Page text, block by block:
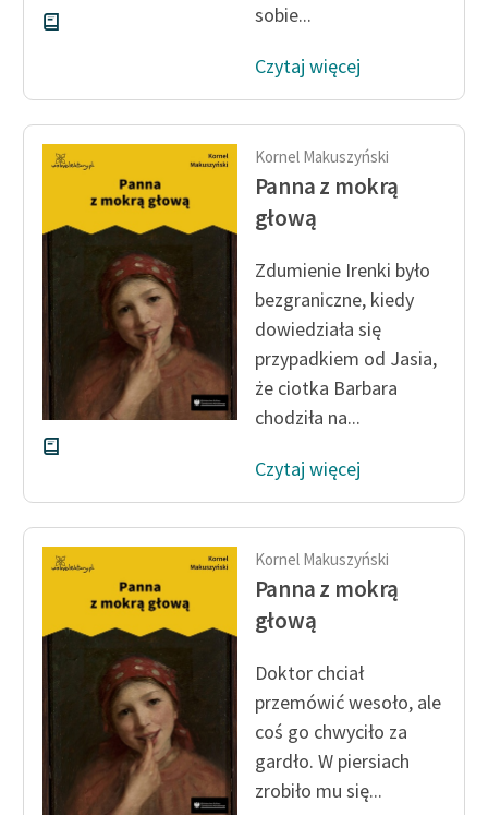
słuchania dla uczennic i
Feministyczne inspiracje.
Popularyzacja
skandynawskiej literatury
feministycznej
Ręce pełne poezji
Kolekcje edukacyjne
twórców przechodzących
do domeny publicznej,
lektur szkolnych oraz
Starego Testamentu
Odkurzamy bohaterów
O nas
O projekcie
Zasady wykorzystania
Wolnych Lektur
sobie...
Czytaj więcej
Kornel Makuszyński
Panna z mokrą
głową
Zdumienie Irenki było
bezgraniczne, kiedy
dowiedziała się
przypadkiem od Jasia,
że ciotka Barbara
chodziła na...
Czytaj więcej
Kornel Makuszyński
Panna z mokrą
głową
Doktor chciał
przemówić wesoło, ale
coś go chwyciło za
gardło. W piersiach
zrobiło mu się...